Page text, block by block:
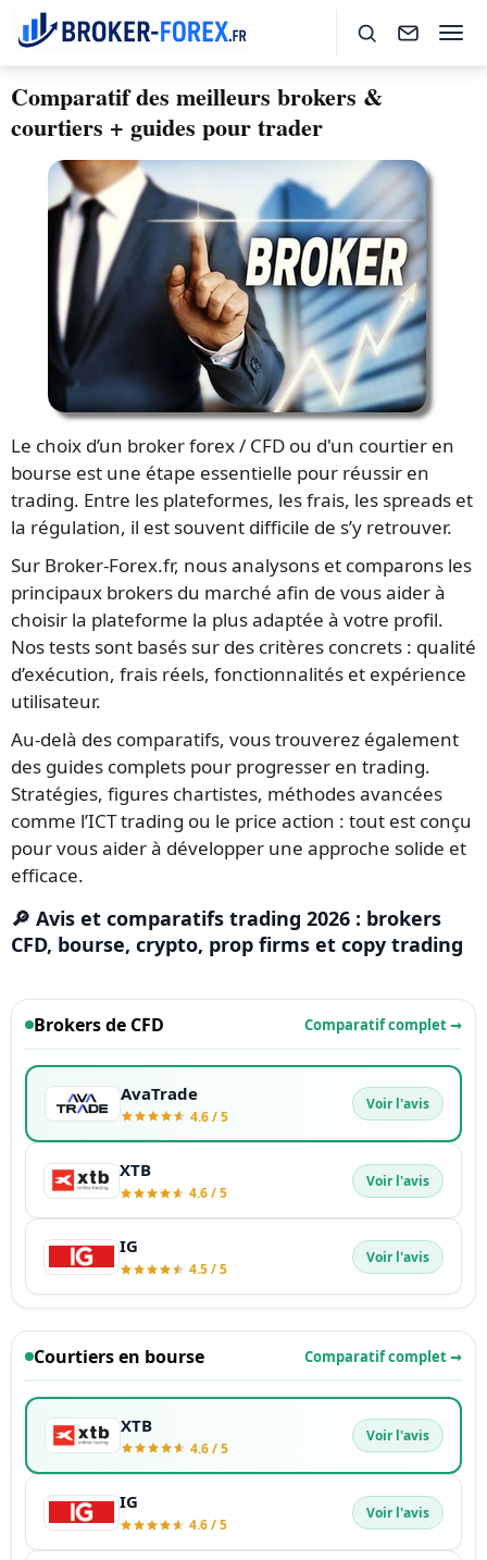
Comparatif des meilleurs brokers &
courtiers + guides pour trader
Le choix d’un broker forex / CFD ou d'un courtier en
bourse est une étape essentielle pour réussir en
trading. Entre les plateformes, les frais, les spreads et
la régulation, il est souvent difficile de s’y retrouver.
Sur Broker-Forex.fr, nous analysons et comparons les
principaux brokers du marché afin de vous aider à
choisir la plateforme la plus adaptée à votre profil.
Nos tests sont basés sur des critères concrets : qualité
d’exécution, frais réels, fonctionnalités et expérience
utilisateur.
Au-delà des comparatifs, vous trouverez également
des guides complets pour progresser en trading.
Stratégies, figures chartistes, méthodes avancées
comme l’ICT trading ou le price action : tout est conçu
pour vous aider à développer une approche solide et
efficace.
🔎 Avis et comparatifs trading 2026 : brokers
CFD, bourse, crypto, prop firms et copy trading
Brokers de CFD Comparatif complet →
AvaTrade
4.6 / 5
Voir l'avis
XTB
4.6 / 5
Voir l'avis
IG
4.5 / 5
Voir l'avis
Courtiers en bourse Comparatif complet →
XTB
4.6 / 5
Voir l'avis
IG
4.6 / 5
Voir l'avis